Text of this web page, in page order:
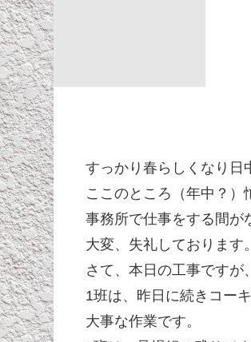
すっかり春らしくなり日
ここのところ（年中？）
事務所で仕事をする間が
大変、失礼しております。
さて、本日の工事ですが、
1班は、昨日に続きコー
大事な作業です。